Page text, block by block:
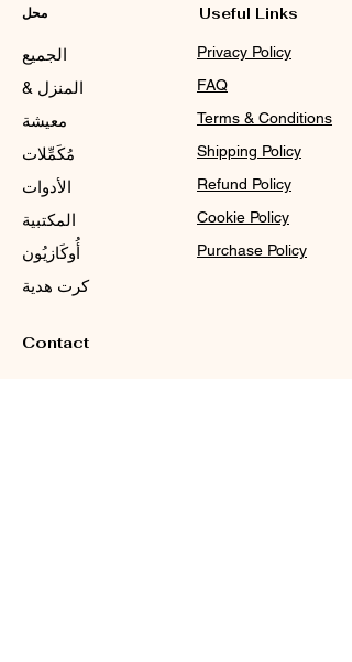
محل
الجميع
المنزل &
معيشة
مُكَمِّلات
الأدوات
المكتبية
أُوكَازيُون
كرت هدية
Contact
Useful Links
Privacy Policy
FAQ
Terms & Conditions
Shipping Policy
Refund Policy
Cookie Policy
Purchase Policy